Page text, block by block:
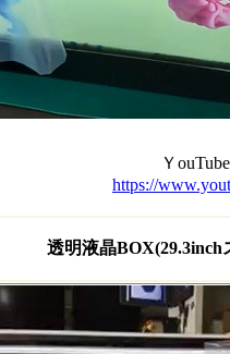
Ｙ
https://
透明液晶